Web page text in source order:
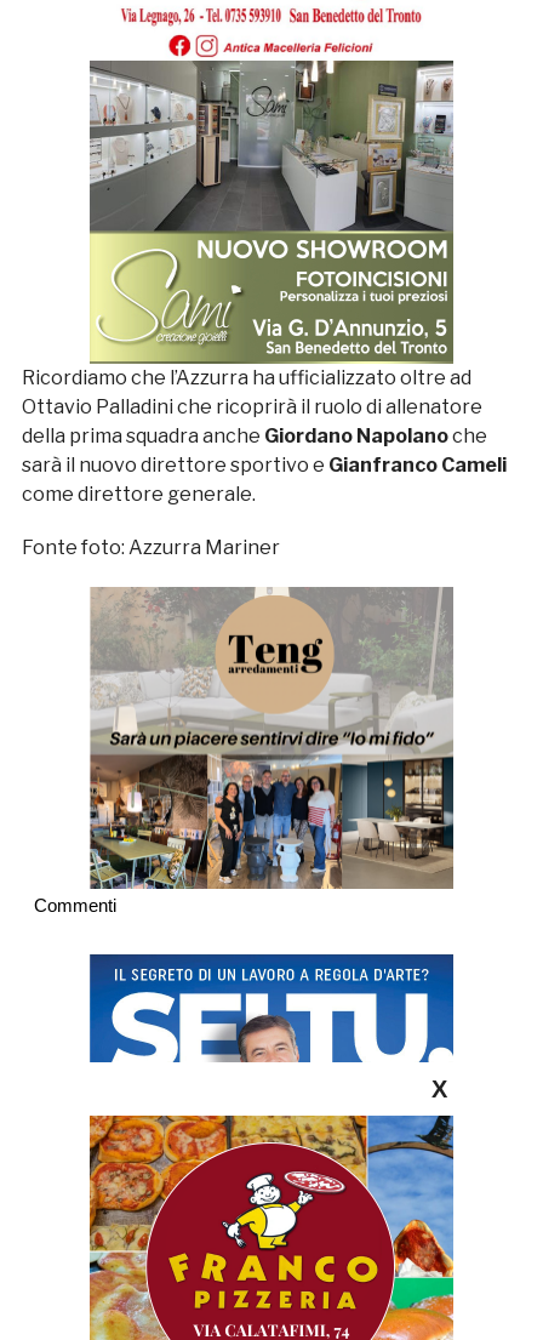
Ricordiamo che l’Azzurra ha ufficializzato oltre ad
Ottavio Palladini che ricoprirà il ruolo di allenatore
della prima squadra anche Giordano Napolanoche
sarà il nuovo direttore sportivo e Gianfranco Cameli
come direttore generale.
Fonte foto: Azzurra Mariner
Commenti
X